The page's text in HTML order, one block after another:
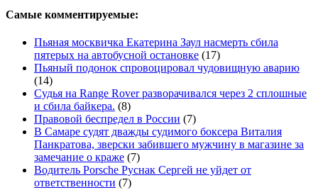
Самые комментируемые:
Пьяная москвичка Екатерина Заул насмерть сбила
пятерых на автобусной остановке (17)
Пьяный подонок спровоцировал чудовищную аварию
(14)
Судья на Range Rover разворачивался через 2 сплошные
и сбила байкера. (8)
Правовой беспредел в России (7)
В Самаре судят дважды судимого боксера Виталия
Панкратова, зверски забившего мужчину в магазине за
замечание о краже (7)
Водитель Porsche Руснак Сергей не уйдет от
ответственности (7)